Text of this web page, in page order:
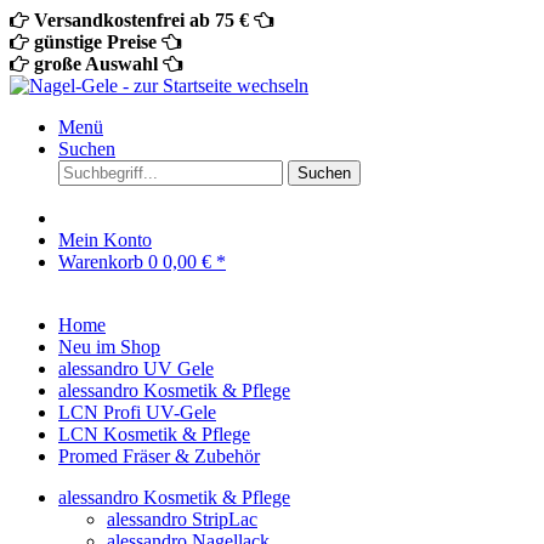
Versandkostenfrei ab 75 €
günstige Preise
große Auswahl
Menü
Suchen
Suchen
Mein Konto
Warenkorb 0 0,00 € *
Home
Neu im Shop
alessandro UV Gele
alessandro Kosmetik & Pflege
LCN Profi UV-Gele
LCN Kosmetik & Pflege
Promed Fräser & Zubehör
alessandro Kosmetik & Pflege
alessandro StripLac